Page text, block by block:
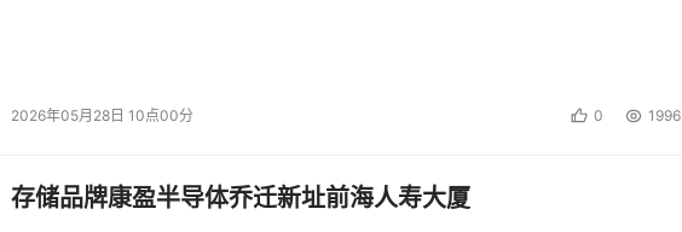
2026年05月28日 10点00分 0 1996
存储品牌康盈半导体乔迁新址前海人寿大厦